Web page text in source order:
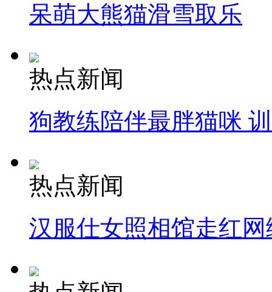
呆萌大熊猫滑雪取乐
热点新闻
狗教练陪伴最胖猫咪
热点新闻
汉服仕女照相馆走红网